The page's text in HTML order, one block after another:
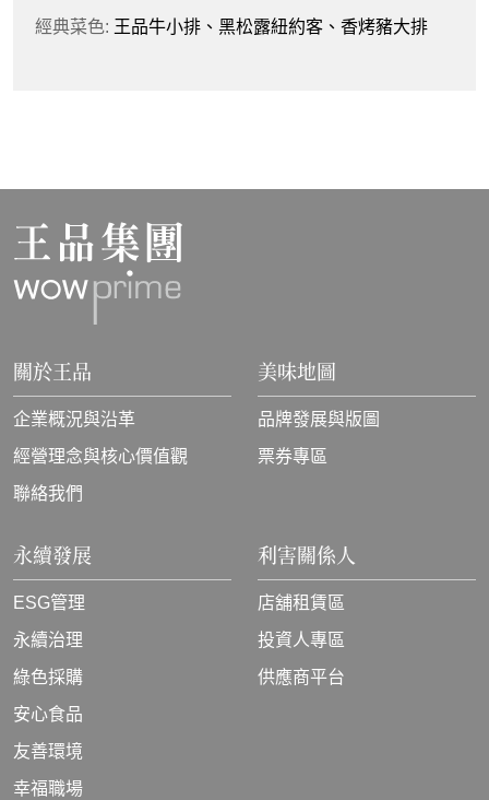
經典菜色: 王品牛小排、黑松露紐約客、香烤豬大排
成立時間: 2024
關於王品
企業概況與沿革
經營理念與核心價值觀
聯絡我們
美味地圖
品牌發展與版圖
票券專區
永續發展
ESG管理
永續治理
綠色採購
安心食品
友善環境
幸福職場
利害關係人
店舖租賃區
投資人專區
供應商平台